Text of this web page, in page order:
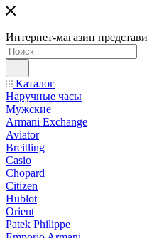
Интернет-магазин
Каталог
Наручные часы
Мужские
Armani Exchange
Aviator
Breitling
Casio
Chopard
Citizen
Hublot
Orient
Patek Philippe